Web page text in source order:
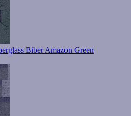
Biber Amazon Green